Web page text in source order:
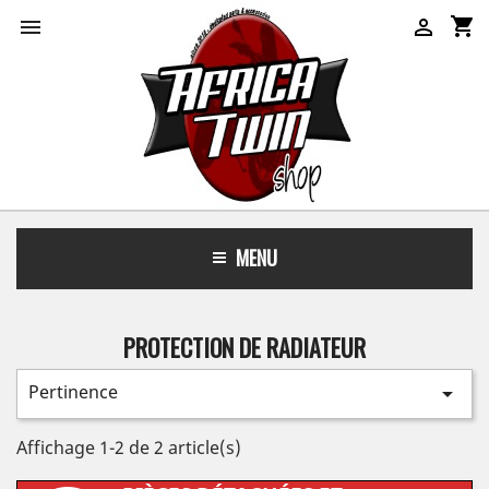
 shopping_cart

MENU
PROTECTION DE RADIATEUR
Pertinence 
Affichage 1-2 de 2 article(s)